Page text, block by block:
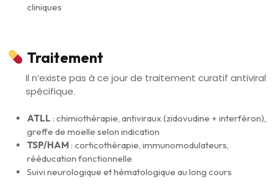
cliniques
Traitement
Il n’existe pas à ce jour de traitement curatif antiviral
spécifique.
ATLL : chimiothérapie, antiviraux (zidovudine + interféron),
greffe de moelle selon indication
TSP/HAM : corticothérapie, immunomodulateurs,
rééducation fonctionnelle
Suivi neurologique et hématologique au long cours